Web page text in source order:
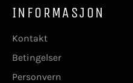
INFORMASJON
Kontakt
Betingelser
Personvern